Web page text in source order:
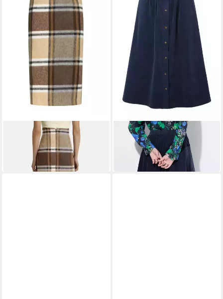
NICOWA
Bleistiftrock LANOWA mit
Karomuster
149,99 €
ULLA POPKEN
Jerseyrock Cord-Maxirock A-
Linie Knopfleiste Elastikbund
89,99 €